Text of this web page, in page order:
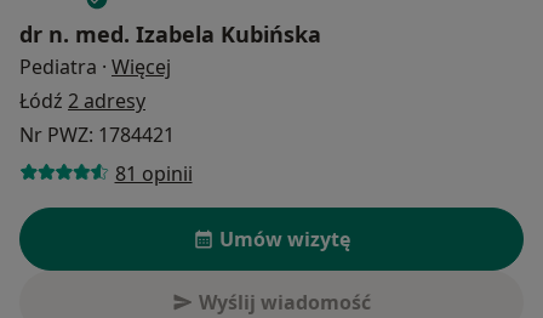
dr n. med. Izabela Kubińska
Pediatra · Więcej
Łódź 2 adresy
Nr PWZ: 1784421
81 opinii
Umów wizytę
Wyślij wiadomość